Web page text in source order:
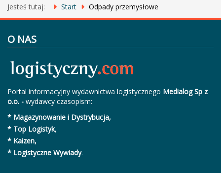
Jesteś tutaj: Start Odpady przemysłowe
O NAS
Portal informacyjny wydawnictwa logistycznego Medialog Sp z
o.o. - wydawcy czasopism:
* Magazynowanie i Dystrybucja,
* Top Logistyk,
* Kaizen,
* Logistyczne Wywiady.